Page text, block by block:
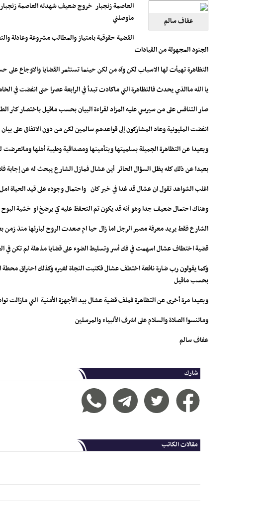
عفاف سالم
العاصمة زنجبار خروج ضعيف شهدته العاصمة
ماوصلني
القضية حقوقية بامتياز والمطالب مشروعة وعادلة
الجنود المجهولة من القيادات
التظاهرة تهيأت لها الاسباب لكن وآه من لكن حينما تستثمر القضايا والاوجاع على
يا الله ماالذي يحدث فالتظاهرة التي ماكادت تبدأ في الرابعة عصرا حتى انفضت
صار التنافس على من سيرسي عليه المزاد لقراءة البيان بحسب ماقيل باختصار كثر
انفضت المليونية وعاد المشاركون إلى قواعدهم سالمين لكن من دون الاتفاق على
وبعيدا عن التظاهرة الجميلة بسلميتها وبتأمينها ومصداقية وطيبة أهلها
بعيدا عن ذلك كله يظل السؤال الحائر أين عشال فمازل الشارع يبحث له عن إجابة
اغلب الشواهد تقول ان عشال قد غدا في خبر كان واحتمال وجوده على قيد الحياة
وهناك احتمال ضعيف جدا وهو أنه قد يكون تم التحفظ عليه كي يرضخ او خشية البوح
الشارع فقط يريد معرفة مصير الرجل اما زال حيا ام صعدت الروح لبارئها منذ زمن
قضية اختطاف عشال اسهمت في فك أسر وتسليط الضوء على قضايا مذهلة لم تكن في
وكما يقولون رب ضارة نافعة اختطف عشال فكتبت النجاة لغيره وكذلك احتراق
بحسب ماقيل
وبعيدا مرة أخرى عن التظاهرة فملف قضية عشال بيد الأجهزة الأمنية التي مازالت
وماتنسوا الصلاة والسلام على اشرف الأنبياء والمرسلين
عفاف سالم
شارك
مقالات الكاتب